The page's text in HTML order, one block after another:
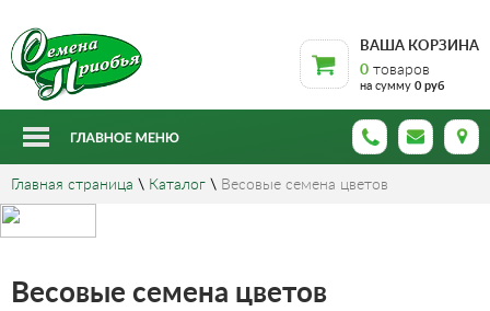
ВАША КОРЗИНА
0 товаров
на сумму 0 руб
Главная страница \ Каталог \ Весовые семена цветов
Весовые семена цветов